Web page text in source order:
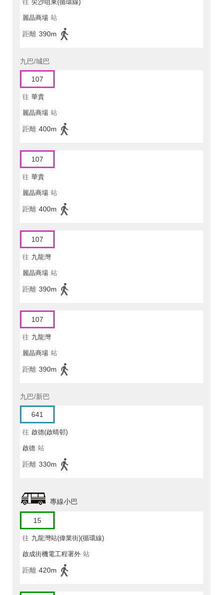
往 尖沙咀東(循環線)
麗晶商場 站
距離 390m
九巴/城巴
107
往 華貴
麗晶商場 站
距離 400m
107
往 華貴
麗晶商場 站
距離 400m
107
往 九龍灣
麗晶商場 站
距離 390m
107
往 九龍灣
麗晶商場 站
距離 390m
九巴/新巴
641
往 啟德(啟晴邨)
啟德 站
距離 330m
專線小巴
15
往 九龍灣站(偉業街)(循環線)
啟成街機電工程署外 站
距離 420m